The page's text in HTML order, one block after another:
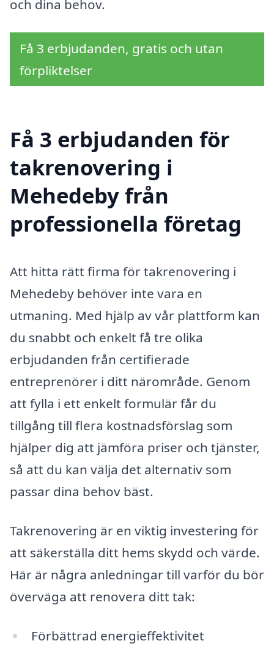
och dina behov.
Få 3 erbjudanden, gratis och utan
förpliktelser
Få 3 erbjudanden för
takrenovering i
Mehedeby från
professionella företag
Att hitta rätt firma för takrenovering i
Mehedeby behöver inte vara en
utmaning. Med hjälp av vår plattform kan
du snabbt och enkelt få tre olika
erbjudanden från certifierade
entreprenörer i ditt närområde. Genom
att fylla i ett enkelt formulär får du
tillgång till flera kostnadsförslag som
hjälper dig att jämföra priser och tjänster,
så att du kan välja det alternativ som
passar dina behov bäst.
Takrenovering är en viktig investering för
att säkerställa ditt hems skydd och värde.
Här är några anledningar till varför du bör
överväga att renovera ditt tak:
Förbättrad energieffektivitet